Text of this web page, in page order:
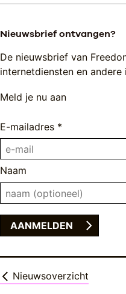
Nieuwsbrief ontvangen?
De nieuwsbrief van
internetdiensten en andere
Meld je nu aan
E-mailadres *
Naam
Nieuwsoverzicht